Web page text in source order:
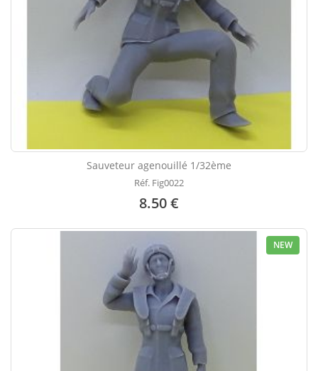
Sauveteur agenouillé 1/32ème
Réf. Fig0022
8.50 €
NEW